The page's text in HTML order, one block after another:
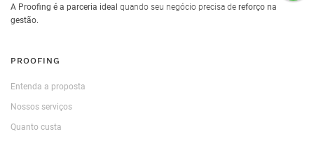
A Proofing é a parceria ideal quando seu negócio precisa de reforço na
gestão.
PROOFING
Entenda a proposta
Nossos serviços
Quanto custa